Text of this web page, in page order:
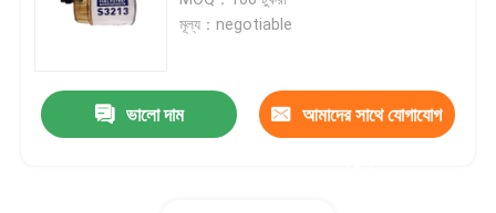
কার্টিজ তেল ফিল্টার
মূল্য：negotiable
ভালো দাম আমাদের সাথে যোগাযোগ